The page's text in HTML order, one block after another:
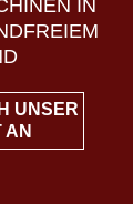
IN
UNSER
AN